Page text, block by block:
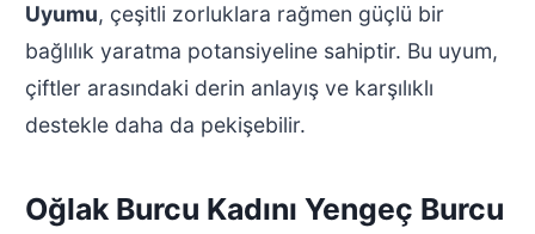
Uyumu, çeşitli zorluklara rağmen güçlü bir
bağlılık yaratma potansiyeline sahiptir. Bu uyum,
çiftler arasındaki derin anlayış ve karşılıklı
destekle daha da pekişebilir.
Oğlak Burcu Kadını Yengeç Burcu